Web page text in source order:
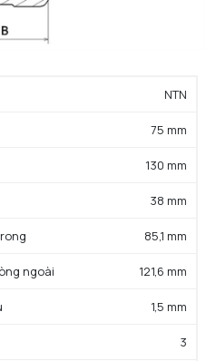
NTN
75 mm
130 mm
38 mm
85,1 mm
ngoài 121,6 mm
1,5 mm
3